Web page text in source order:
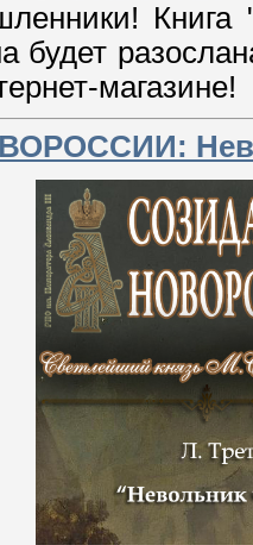
будет
магазине!